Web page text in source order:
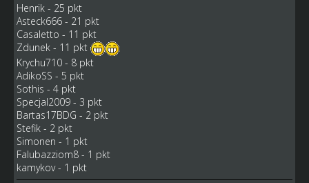
Henrik - 25 pkt
Asteck666 - 21 pkt
Casaletto - 11 pkt
Zdunek - 11 pkt
Krychu710 - 8 pkt
AdikoSS - 5 pkt
Sothis - 4 pkt
Specjal2009 - 3 pkt
Bartas17BDG - 2 pkt
Stefik - 2 pkt
Simonen - 1 pkt
Falubazziom8 - 1 pkt
kamykov - 1 pkt